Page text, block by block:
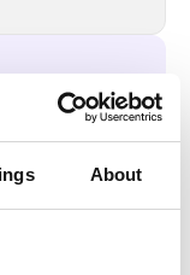
About
SAP